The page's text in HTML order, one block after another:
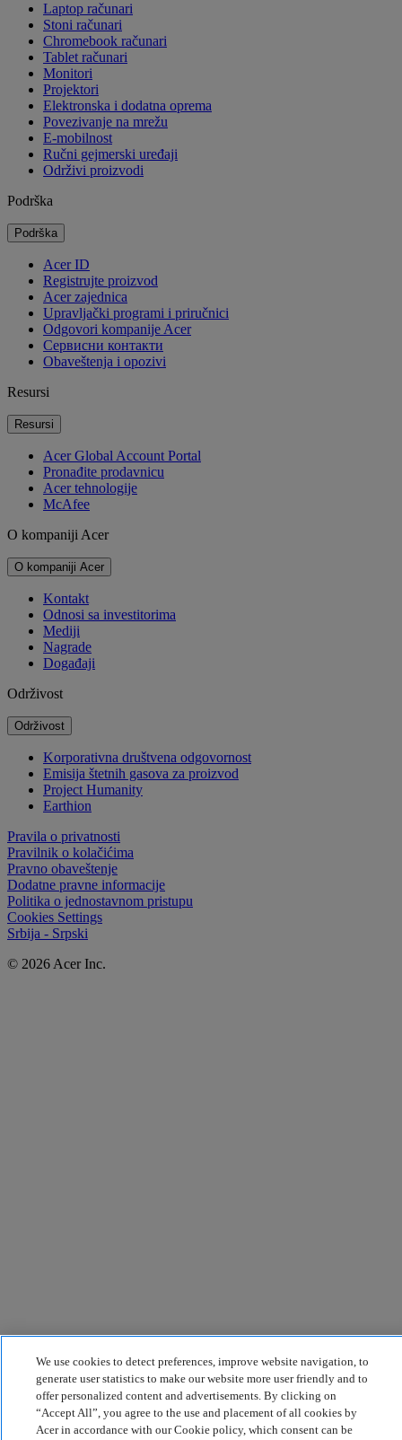
Laptop računari
Stoni računari
Chromebook računari
Tablet računari
Monitori
Projektori
Elektronska i dodatna oprema
Povezivanje na mrežu
E-mobilnost
Ručni gejmerski uređaji
Održivi proizvodi
Podrška
Podrška
Acer ID
Registrujte proizvod
Acer zajednica
Upravljački programi i priručnici
Odgovori kompanije Acer
Cервисни контакти
Obaveštenja i opozivi
Resursi
Resursi
Acer Global Account Portal
Pronađite prodavnicu
Acer tehnologije
McAfee
O kompaniji Acer
O kompaniji Acer
Kontakt
Odnosi sa investitorima
Mediji
Nagrade
Događaji
Održivost
Održivost
Korporativna društvena odgovornost
Emisija štetnih gasova za proizvod
Project Humanity
Earthion
Pravila o privatnosti
Pravilnik o kolačićima
Pravno obaveštenje
Dodatne pravne informacije
Politika o jednostavnom pristupu
Cookies Settings
Srbija - Srpski
© 2026 Acer Inc.
We use cookies to detect preferences, improve website navigation, to
generate user statistics to make our website more user friendly and to
offer personalized content and advertisements. By clicking on
“Accept All”, you agree to the use and placement of all cookies by
Acer in accordance with our Cookie policy, which consent can be